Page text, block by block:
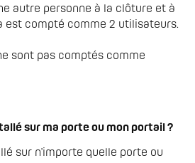
autre personne à la clôture et à
est compté comme 2 utilisateurs.
sont pas comptés comme
sur ma porte ou mon portail ?
sur n'importe quelle porte ou